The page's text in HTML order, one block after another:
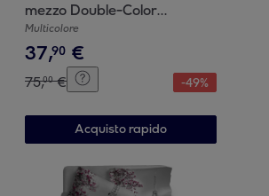
mezzo Double-Color
IPERSAN Grigio/Verde
Multicolore
37,90 €
75,00 € -49%
Acquisto rapido